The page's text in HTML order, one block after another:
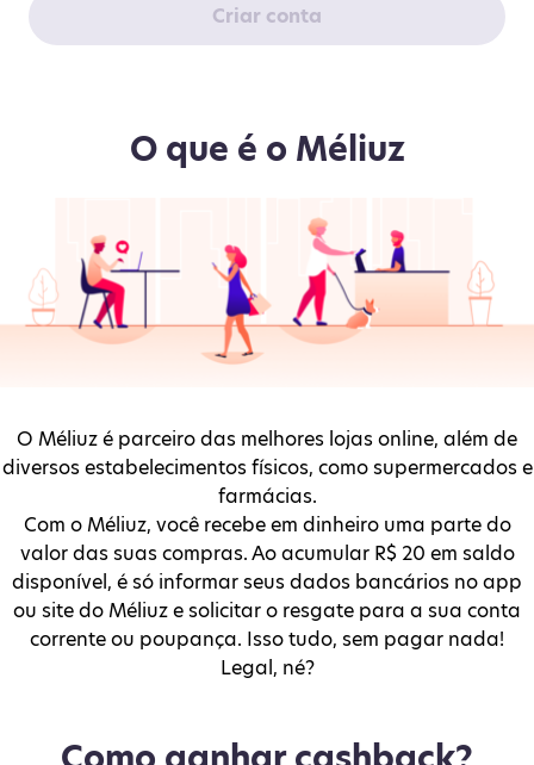
Criar conta
O que é o Méliuz
O Méliuz é parceiro das melhores lojas online, além de
diversos estabelecimentos físicos, como supermercados e
farmácias.
Com o Méliuz, você recebe em dinheiro uma parte do
valor das suas compras. Ao acumular R$ 20 em saldo
disponível, é só informar seus dados bancários no app
ou site do Méliuz e solicitar o resgate para a sua conta
corrente ou poupança. Isso tudo, sem pagar nada!
Legal, né?